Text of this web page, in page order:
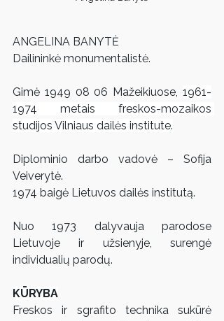
ANGELINA BANYTĖ
Dailininkė monumentalistė.
Gimė 1949 08 06 Mažeikiuose, 1961-
1974 metais freskos-mozaikos
studijos Vilniaus dailės institute.
Diplominio darbo vadovė – Sofija
Veiverytė.
1974 baigė Lietuvos dailės institutą.
Nuo 1973 dalyvauja parodose
Lietuvoje ir užsienyje, surengė
individualių parodų.
KŪRYBA
Freskos ir sgrafito technika sukūrė